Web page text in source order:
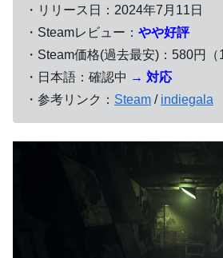
・リリース日：2024年7月11日
・Steamレビュー： やや好評
・Steam価格(過去最安)：580円（
・日本語：確認中 → 対応
・参考リンク： Steam / indiegala